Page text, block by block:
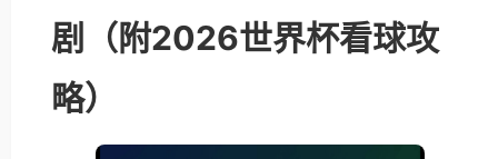
剧（附2026世界杯看球攻
略）